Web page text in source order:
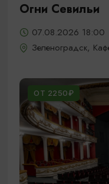
Огни Севильи
07.08.2026 18:00
Зеленоградск,
ОТ 2250₽